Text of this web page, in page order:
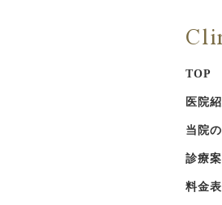
TOP
医院
当院
診療
料金表